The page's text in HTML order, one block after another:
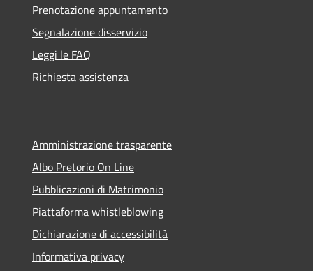
Prenotazione appuntamento
Segnalazione disservizio
Leggi le FAQ
Richiesta assistenza
Amministrazione trasparente
Albo Pretorio On Line
Pubblicazioni di Matrimonio
Piattaforma whistleblowing
Dichiarazione di accessibilità
Informativa privacy